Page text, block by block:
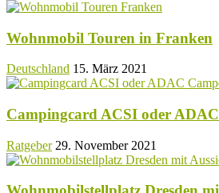
Wohnmobil Touren in Franken
Deutschland 15. März 2021
Campingcard ACSI oder
Ratgeber 29. November 2021